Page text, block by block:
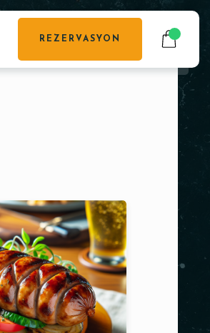
REZERVASYON